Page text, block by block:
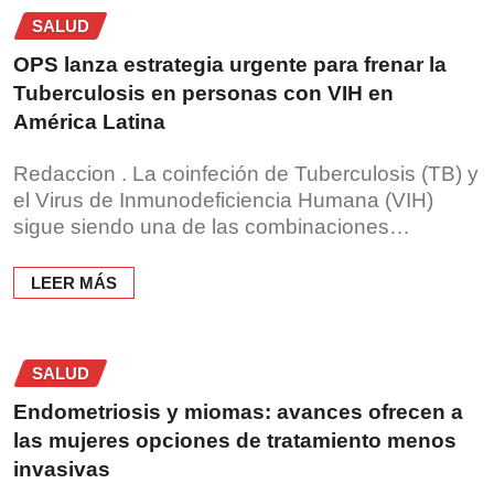
SALUD
OPS lanza estrategia urgente para frenar la
Tuberculosis en personas con VIH en
América Latina
Redaccion . La coinfeción de Tuberculosis (TB) y
el Virus de Inmunodeficiencia Humana (VIH)
sigue siendo una de las combinaciones…
LEER MÁS
SALUD
Endometriosis y miomas: avances ofrecen a
las mujeres opciones de tratamiento menos
invasivas